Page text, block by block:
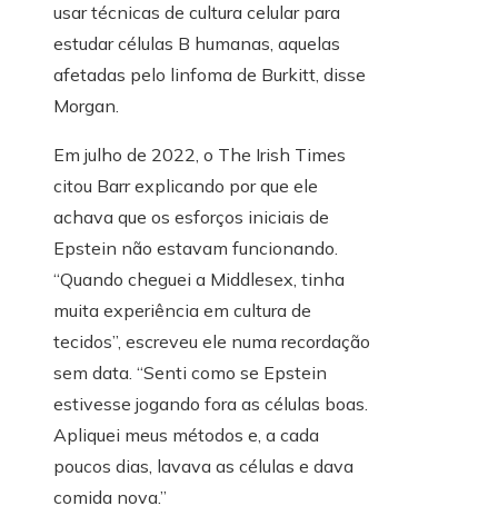
usar técnicas de cultura celular para
estudar células B humanas, aquelas
afetadas pelo linfoma de Burkitt, disse
Morgan.
Em julho de 2022, o The Irish Times
citou Barr explicando por que ele
achava que os esforços iniciais de
Epstein não estavam funcionando.
“Quando cheguei a Middlesex, tinha
muita experiência em cultura de
tecidos”, escreveu ele numa recordação
sem data. “Senti como se Epstein
estivesse jogando fora as células boas.
Apliquei meus métodos e, a cada
poucos dias, lavava as células e dava
comida nova.”